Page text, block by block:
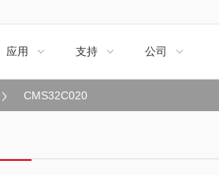
应用  支持  公司 
CMS32C020